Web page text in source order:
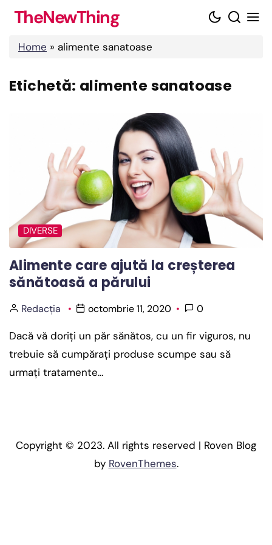
Skip
content
TheNewThing
Home » alimente sanatoase
Etichetă: alimente sanatoase
DIVERSE
Alimente care ajută la creșterea
sănătoasă a părului
Redacția octombrie 11, 2020 0
Dacă vă doriți un păr sănătos, cu un fir viguros, nu
trebuie să cumpărați produse scumpe sau să
urmați tratamente…
Copyright © 2023. All rights reserved | Roven Blog
by RovenThemes.